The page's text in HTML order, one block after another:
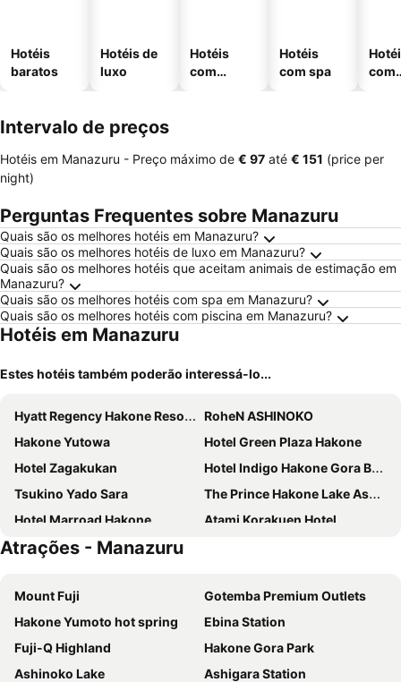
Hotéis
baratos
Hotéis de
luxo
Hotéis
com
Hotéis
com spa
com
Intervalo de preços
Hotéis em Manazuru - Preço máximo de ‎€ 97 até ‎€ 151 (price per
night)
Perguntas Frequentes sobre Manazuru
Quais são os melhores hotéis em Manazuru?
Quais são os melhores hotéis de luxo em Manazuru?
Quais são os melhores hotéis que aceitam animais de estimação em
Manazuru?
Quais são os melhores hotéis com spa em Manazuru?
Quais são os melhores hotéis com piscina em Manazuru?
Hotéis em Manazuru
Estes hotéis também poderão interessá-lo...
Hyatt Regency Hakone Resort and Spa
RoheN ASHINOKO
Hakone Yutowa
Hotel Green Plaza Hakone
Hotel Zagakukan
Hotel Indigo Hakone Gora By Ihg
Tsukino Yado Sara
The Prince Hakone Lake Ashinoko
Hotel Marroad Hakone
Atami Korakuen Hotel
Tenseien Odawara Station Annex
Manazuru Marin Hotel
Condominium MIRAHAKONE
Yumoto Station Hotel MIRAHAKONE
Moto-Hakone Guest House
Odakyu Hotel de Yama
Hakone Ginyu
Hakone Nanase
Hakone Kowakien Hotel
Atrações - Manazuru
Mount Fuji
Gotemba Premium Outlets
Hakone Yumoto hot spring
Ebina Station
Fuji-Q Highland
Hakone Gora Park
Ashinoko Lake
Ashigara Station